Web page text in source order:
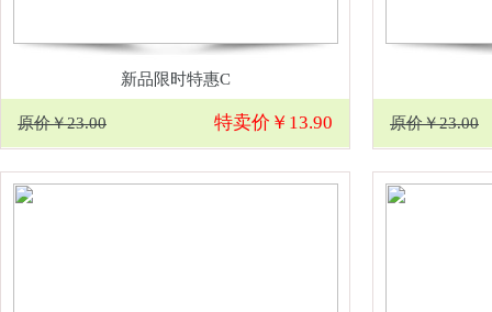
新品限时特惠C
原价￥23.00 特卖价￥13.90 原价￥23.00